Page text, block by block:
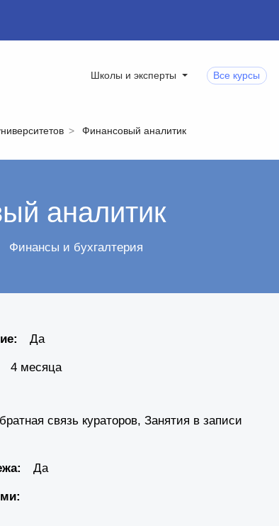
Школы и эксперты Все курсы
Финансовый аналитик
аналитик
Финансы и бухгалтерия
Да
4 месяца
связь кураторов, Занятия в записи
Да